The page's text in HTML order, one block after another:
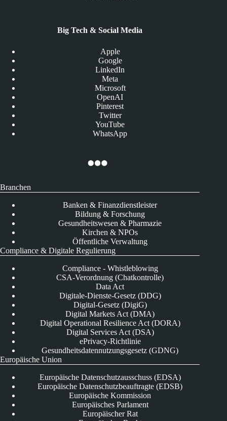
Big Tech & Social Media
Apple
Google
LinkedIn
Meta
Microsoft
OpenAI
Pinterest
Twitter
YouTube
WhatsApp
Branchen
Banken & Finanzdienstleister
Bildung & Forschung
Gesundheitswesen & Pharmazie
Kirchen & NPOs
Öffentliche Verwaltung
Compliance & Digitale Regulierung
Compliance - Whistleblowing
CSA-Verordnung (Chatkontrolle)
Data Act
Digitale-Dienste-Gesetz (DDG)
Digital-Gesetz (DigiG)
Digital Markets Act (DMA)
Digital Operational Resilience Act (DORA)
Digital Services Act (DSA)
ePrivacy-Richtlinie
Gesundheitsdatennutzungsgesetz (GDNG)
Europäische Union
Europäische Datenschutzausschuss (EDSA)
Europäische Datenschutzbeauftragte (EDSB)
Europäische Kommission
Europäisches Parlament
Europäischer Rat